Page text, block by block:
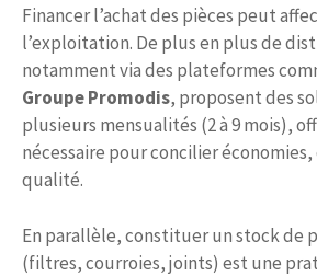
Financer l’achat des pièces peut
l’exploitation. De plus en plus de
notamment via des plateformes
Groupe Promodis, proposent des
plusieurs mensualités (2 à 9 mois),
nécessaire pour concilier
qualité.
En parallèle, constituer un stock de
(filtres, courroies, joints) est une